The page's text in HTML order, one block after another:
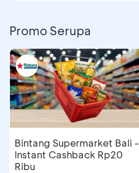
Promo Serupa
Bintang Supermarket Bali -
Instant Cashback Rp20
Ribu